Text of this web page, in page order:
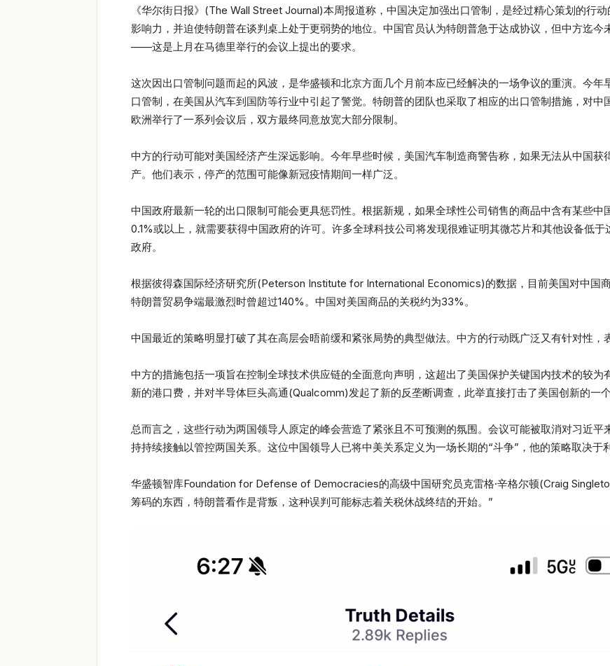
《华尔街日报》(The Wall Street Journal)本周报道称，中国决定加强出口管制，是经过精心策划的行
影响力，并迫使特朗普在谈判桌上处于更弱势的地位。中国官员认为特朗普急于达成协议，但中方迄今
——这是上月在马德里举行的会议上提出的要求。
这次因出口管制问题而起的风波，是华盛顿和北京方面几个月前本应已经解决的一场争议的重演。今年
口管制，在美国从汽车到国防等行业中引起了警觉。特朗普的团队也采取了相应的出口管制措施，对
欧洲举行了一系列会议后，双方最终同意放宽大部分限制。
中方的行动可能对美国经济产生深远影响。今年早些时候，美国汽车制造商警告称，如果无法从中国
产。他们表示，停产的范围可能像新冠疫情期间一样广泛。
中国政府最新一轮的出口限制可能会更具惩罚性。根据新规，如果全球性公司销售的商品中含有某些
0.1%或以上，就需要获得中国政府的许可。许多全球科技公司将发现很难证明其微芯片和其他设备低
政府。
根据彼得森国际经济研究所(Peterson Institute for International Economics)的数据，目前美国对中国
特朗普贸易争端最激烈时曾超过140%。中国对美国商品的关税约为33%。
中国最近的策略明显打破了其在高层会晤前缓和紧张局势的典型做法。中方的行动既广泛又有针对性，
中方的措施包括一项旨在控制全球技术供应链的全面意向声明，这超出了美国保护关键国内技术的较为
新的港口费，并对半导体巨头高通(Qualcomm)发起了新的反垄断调查，此举直接打击了美国创新的一个
总而言之，这些行动为两国领导人原定的峰会营造了紧张且不可预测的氛围。会议可能被取消对习近
持持续接触以管控两国关系。这位中国领导人已将中美关系定义为一场长期的“斗争”，他的策略取决于
华盛顿智库Foundation for Defense of Democracies的高级中国研究员克雷格·辛格尔顿(Craig
筹码的东西，特朗普看作是背叛，这种误判可能标志着关税休战终结的开始。”